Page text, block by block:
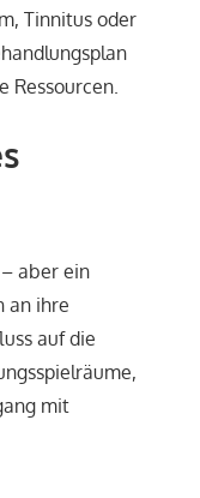
Tinnitus oder
Ressourcen.
aber ein
an ihre
auf die
mit